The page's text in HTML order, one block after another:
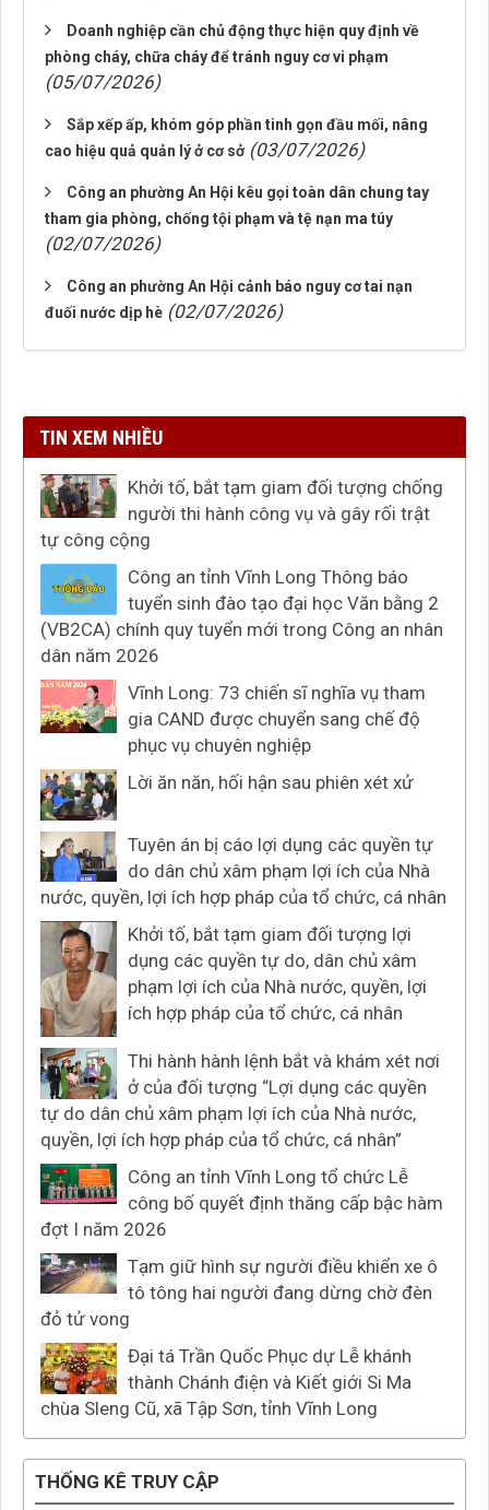
Doanh nghiệp cần chủ động thực hiện quy định về
phòng cháy, chữa cháy để tránh nguy cơ vi phạm
(05/07/2026)
Sắp xếp ấp, khóm góp phần tinh gọn đầu mối, nâng
cao hiệu quả quản lý ở cơ sở (03/07/2026)
Công an phường An Hội kêu gọi toàn dân chung tay
tham gia phòng, chống tội phạm và tệ nạn ma túy
(02/07/2026)
Công an phường An Hội cảnh báo nguy cơ tai nạn
đuối nước dịp hè (02/07/2026)
TIN XEM NHIỀU
Khởi tố, bắt tạm giam đối tượng chống
người thi hành công vụ và gây rối trật
tự công cộng
Công an tỉnh Vĩnh Long Thông báo
tuyển sinh đào tạo đại học Văn bằng 2
(VB2CA) chính quy tuyển mới trong Công an nhân
dân năm 2026
Vĩnh Long: 73 chiến sĩ nghĩa vụ tham
gia CAND được chuyển sang chế độ
phục vụ chuyên nghiệp
Lời ăn năn, hối hận sau phiên xét xử
Tuyên án bị cáo lợi dụng các quyền tự
do dân chủ xâm phạm lợi ích của Nhà
nước, quyền, lợi ích hợp pháp của tổ chức, cá nhân
Khởi tố, bắt tạm giam đối tượng lợi
dụng các quyền tự do, dân chủ xâm
phạm lợi ích của Nhà nước, quyền, lợi
ích hợp pháp của tổ chức, cá nhân
Thi hành hành lệnh bắt và khám xét nơi
ở của đối tượng “Lợi dụng các quyền
tự do dân chủ xâm phạm lợi ích của Nhà nước,
quyền, lợi ích hợp pháp của tổ chức, cá nhân”
Công an tỉnh Vĩnh Long tổ chức Lễ
công bố quyết định thăng cấp bậc hàm
đợt I năm 2026
Tạm giữ hình sự người điều khiển xe ô
tô tông hai người đang dừng chờ đèn
đỏ tử vong
Đại tá Trần Quốc Phục dự Lễ khánh
thành Chánh điện và Kiết giới Si Ma
chùa Sleng Cũ, xã Tập Sơn, tỉnh Vĩnh Long
THỐNG KÊ TRUY CẬP